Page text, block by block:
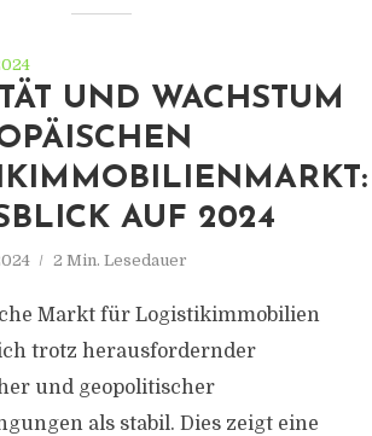
UND WACHSTUM
AUF 2024
2 Min. Lesedauer
Markt für Logistikimmobilien
trotz herausfordernder
und geopolitischer
als stabil. Dies zeigt eine